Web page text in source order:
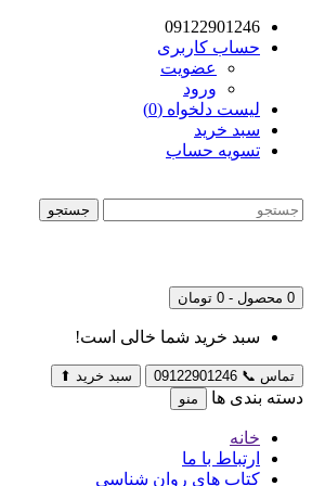
09122901246
حساب کاربری
عضویت
ورود
لیست دلخواه (0)
سبد خرید
تسویه حساب
جستجو
0 محصول - 0 تومان
سبد خرید شما خالی است!
تماس 📞
09122901246 سبد خرید ⬆
دسته بندی ها منو
خانه
ارتباط با ما
کتاب های روان شناسی